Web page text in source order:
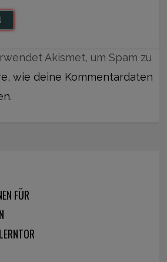
Akismet, um Spam zu
wie deine Kommentardaten
FÜR